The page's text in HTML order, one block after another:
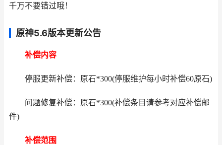
千万不要错过哦！
原神5.6版本更新公告
补偿内容
停服更新补偿：原石*300(停服维护每小时补偿60原石)
问题修复补偿：原石*300(补偿条目请参考对应补偿邮
件)
补偿范围